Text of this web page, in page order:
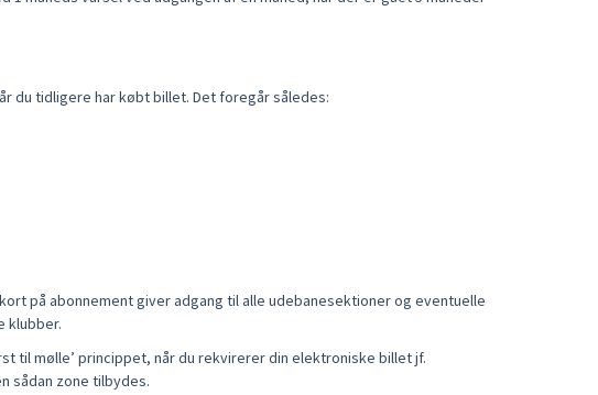
du tidligere har købt billet. Det foregår således:
på abonnement giver adgang til alle udebanesektioner og eventuelle
klubber.
til mølle’ princippet, når du rekvirerer din elektroniske billet jf.
sådan zone tilbydes.